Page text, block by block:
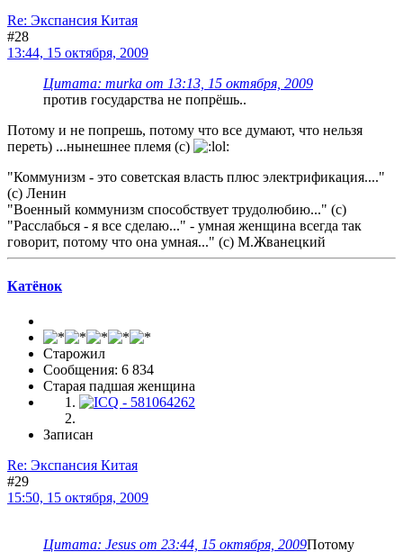
Re: Экспансия Китая
#28
13:44, 15 октября, 2009
Цитата: murka от 13:13, 15 октября, 2009
против государства не попрёшь..
Потому и не попрешь, потому что все думают, что нельзя
переть) ...нынешнее племя (с)
"Коммунизм - это советская власть плюс электрификация...."
(с) Ленин
"Военный коммунизм способствует трудолюбию..." (с)
"Расслабься - я все сделаю..." - умная женщина всегда так
говорит, потому что она умная..." (с) М.Жванецкий
Катёнок
Старожил
Сообщения: 6 834
Старая падшая женщина
Записан
Re: Экспансия Китая
#29
15:50, 15 октября, 2009
Цитата: Jesus от 23:44, 15 октября, 2009Потому